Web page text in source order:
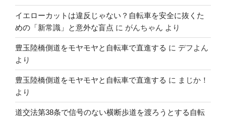
イエローカットは違反じゃない？自転車を安全に抜くた
めの「新常識」と意外な盲点 に がんちゃん より
豊玉陸橋側道をモヤモヤと自転車で直進する に デフよん
より
豊玉陸橋側道をモヤモヤと自転車で直進する に まじか！
より
道交法第38条で信号のない横断歩道を渡ろうとする自転